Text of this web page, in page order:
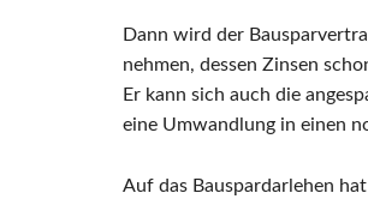
Dann wird der
nehmen, dessen Zinsen
Er kann sich auch die
eine Umwandlung in einen
Auf das Bauspardarlehen